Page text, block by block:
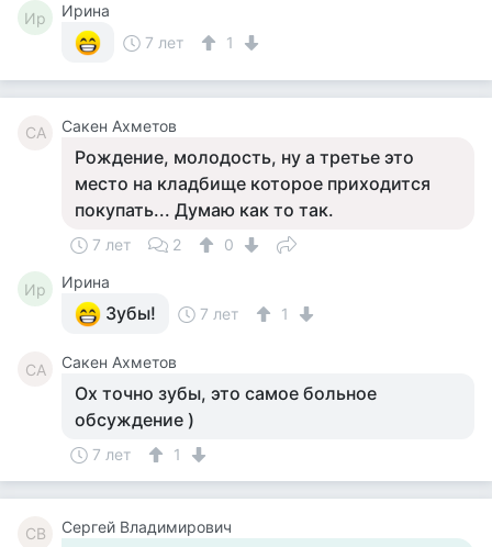
Ир
Ирина
7 лет
1
СА Сакен Ахметов
Рождение, молодость, ну а третье это
место на кладбище которое приходится
покупать... Думаю как то так.
7 лет 2 0
Ир Ирина
Зубы! 7 лет 1
СА Сакен Ахметов
Ох точно зубы, это самое больное
обсуждение )
7 лет 1
СВ Сергей Владимирович